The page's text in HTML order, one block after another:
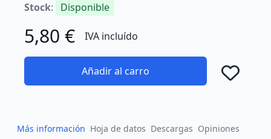
Stock: Disponible
5,80 € IVA incluído
Añadir al carro
Más información Hoja de datos Descargas Opiniones